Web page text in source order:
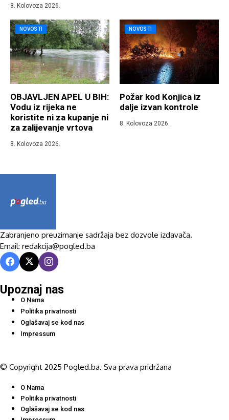
8. Kolovoza 2026.
NOVOSTI
OBJAVLJEN APEL U BIH:
Vodu iz rijeka ne
koristite ni za kupanje ni
za zalijevanje vrtova
8. Kolovoza 2026.
NOVOSTI
Požar kod Konjica iz
dalje izvan kontrole
8. Kolovoza 2026.
Zabranjeno preuzimanje sadržaja bez dozvole izdavača.
Email: redakcija@pogled.ba
Upoznaj nas
O Nama
Politika privatnosti
Oglašavaj se kod nas
Impressum
© Copyright 2025 Pogled.ba. Sva prava pridržana
O Nama
Politika privatnosti
Oglašavaj se kod nas